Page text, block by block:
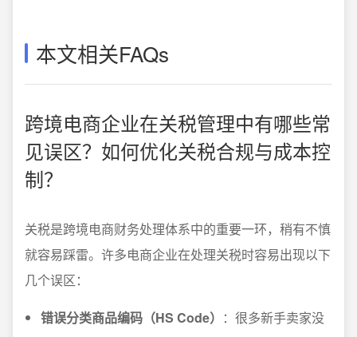
本文相关FAQs
跨境电商企业在关税管理中有哪些常
见误区？如何优化关税合规与成本控
制？
关税是跨境电商财务处理体系中的重要一环，稍有不慎
就容易踩雷。许多电商企业在处理关税时容易出现以下
几个误区：
错误分类商品编码（HS Code） ：很多新手卖家没